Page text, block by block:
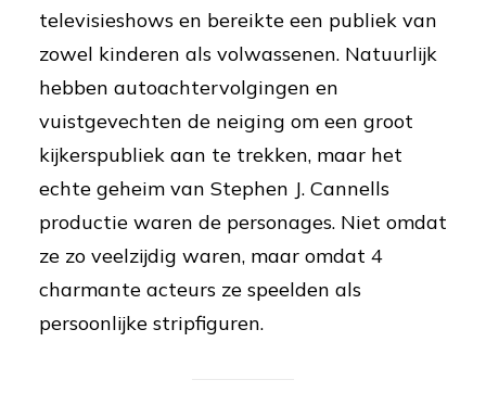
televisieshows en bereikte een publiek van
zowel kinderen als volwassenen. Natuurlijk
hebben autoachtervolgingen en
vuistgevechten de neiging om een groot
kijkerspubliek aan te trekken, maar het
echte geheim van Stephen J. Cannells
productie waren de personages. Niet omdat
ze zo veelzijdig waren, maar omdat 4
charmante acteurs ze speelden als
persoonlijke stripfiguren.